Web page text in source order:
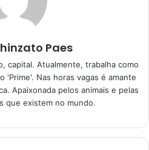
morrerem
mau-olhado
do que recomendadas para
Vale destacar ainda que,
Paes
capital. Atualmente, trabalha como
'Prime'. Nas horas vagas é amante
Apaixonada pelos animais e pelas
que existem no mundo.